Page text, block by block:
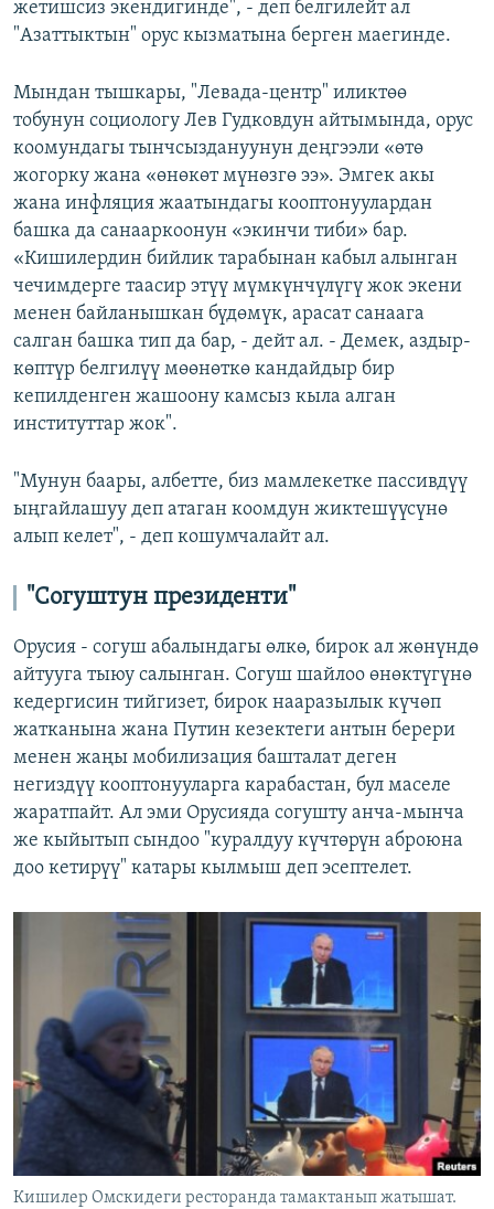
жетишсиз экендигинде", - деп белгилейт ал
"Азаттыктын" орус кызматына берген маегинде.
Мындан тышкары, "Левада-центр" иликтөө
тобунун социологу Лев Гудковдун айтымында, орус
коомундагы тынчсыздануунун деңгээли «өтө
жогорку жана «өнөкөт мүнөзгө ээ». Эмгек акы
жана инфляция жаатындагы кооптонуулардан
башка да санааркоонун «экинчи тиби» бар.
«Кишилердин бийлик тарабынан кабыл алынган
чечимдерге таасир этүү мүмкүнчүлүгү жок экени
менен байланышкан бүдөмүк, арасат санаага
салган башка тип да бар, - дейт ал. - Демек, аздыр-
көптүр белгилүү мөөнөткө кандайдыр бир
кепилденген жашоону камсыз кыла алган
институттар жок".
"Мунун баары, албетте, биз мамлекетке пассивдүү
ыңгайлашуу деп атаган коомдун жиктешүүсүнө
алып келет", - деп кошумчалайт ал.
"Согуштун президенти"
Орусия - согуш абалындагы өлкө, бирок ал жөнүндө
айтууга тыюу салынган. Согуш шайлоо өнөктүгүнө
кедергисин тийгизет, бирок нааразылык күчөп
жатканына жана Путин кезектеги антын берери
менен жаңы мобилизация башталат деген
негиздүү кооптонууларга карабастан, бул маселе
жаратпайт. Ал эми Орусияда согушту анча-мынча
же кыйытып сындоо "куралдуу күчтөрүн аброюна
доо кетирүү" катары кылмыш деп эсептелет.
Кишилер Омскидеги ресторанда тамактанып жатышат.